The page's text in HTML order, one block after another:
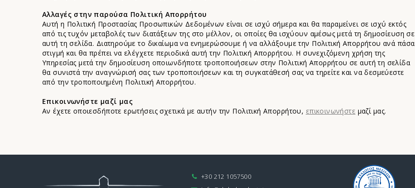
Αλλαγές στην παρούσα Πολιτική Απορρήτου
Αυτή η Πολιτική Προστασίας Προσωπικών Δεδομένων είναι σε ισχύ σήμερα και θα παραμείνει σε ισχύ εκτός
από τις τυχόν μεταβολές των διατάξεων της στο μέλλον, οι οποίες θα ισχύουν αμέσως μετά τη δημοσίευση σε
αυτή τη σελίδα. Διατηρούμε το δικαίωμα να ενημερώσουμε ή να αλλάξουμε την Πολιτική Απορρήτου ανά πάσα
στιγμή και θα πρέπει να ελέγχετε περιοδικά αυτή την Πολιτική Απορρήτου. Η συνεχιζόμενη χρήση της
Υπηρεσίας μετά την δημοσίευση οποιωνδήποτε τροποποιήσεων στην Πολιτική Απορρήτου σε αυτή τη σελίδα
θα συνιστά την αναγνώρισή σας των τροποποιήσεων και τη συγκατάθεσή σας να τηρείτε και να δεσμεύεστε
από την τροποποιημένη Πολιτική Απορρήτου.
Επικοινωνήστε μαζί μας
Αν έχετε οποιεσδήποτε ερωτήσεις σχετικά με αυτήν την Πολιτική Απορρήτου, επικοινωνήστε μαζί μας.
+30 212 1057500